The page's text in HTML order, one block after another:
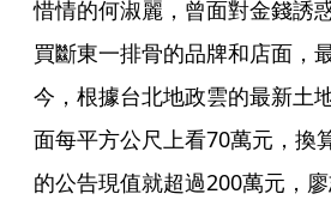
惜情的何淑麗，曾面對金錢誘
買斷東一排骨的品牌和店面，
今，根據台北地政雲的最新土
面每平方公尺上看70萬元，換
的公告現值就超過200萬元，